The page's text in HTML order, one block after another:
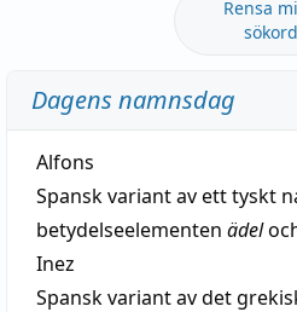
Rensa
sökord
Dagens namnsdag
Alfons
Spansk variant av ett tyskt
betydelseelementen ädel
Inez
Spansk variant av det